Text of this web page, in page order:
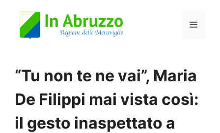
Menu
“Tu non te ne vai”, Maria
De Filippi mai vista così:
il gesto inaspettato a